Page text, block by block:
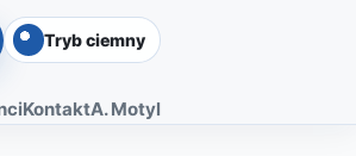
Tryb ciemny
KontaktA. Motyl